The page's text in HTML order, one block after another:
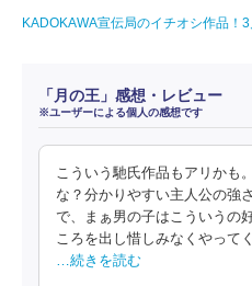
KADOKAWA宣伝局のイチオシ作品！
「月の王」感想・レビュー
※ユーザーによる個人の感想です
こういう馳氏作品もアリかも
な？分かりやすい主人公の強
で、まぁ男の子はこういうの
ころを出し惜しみなくやって
…続きを読む